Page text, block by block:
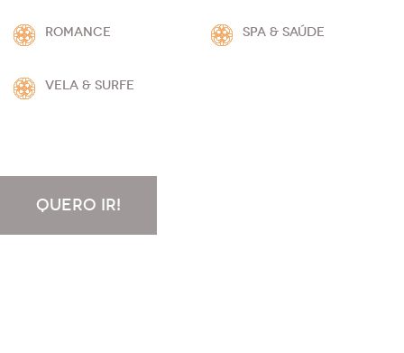
ROMANCE SPA & SAÚDE
VELA & SURFE
QUERO IR!